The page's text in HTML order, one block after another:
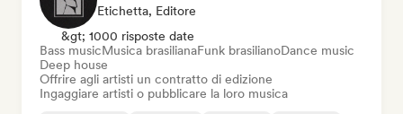
Etichetta, Editore
&gt; 1000 risposte date
Bass musicMusica brasilianaFunk brasilianoDance music
Deep house
Offrire agli artisti un contratto di edizione
Ingaggiare artisti o pubblicare la loro musica